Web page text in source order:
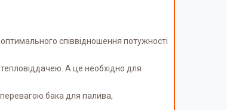
співвідношення потужності
А це необхідно для
бака для палива,